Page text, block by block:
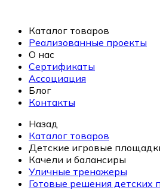
Каталог товаров
Реализованные проекты
О нас
Сертификаты
Ассоциация
Блог
Контакты
Назад
Каталог товаров
Детские игровые
Качели и балансиры
Уличные тренажеры
Готовые решения детских